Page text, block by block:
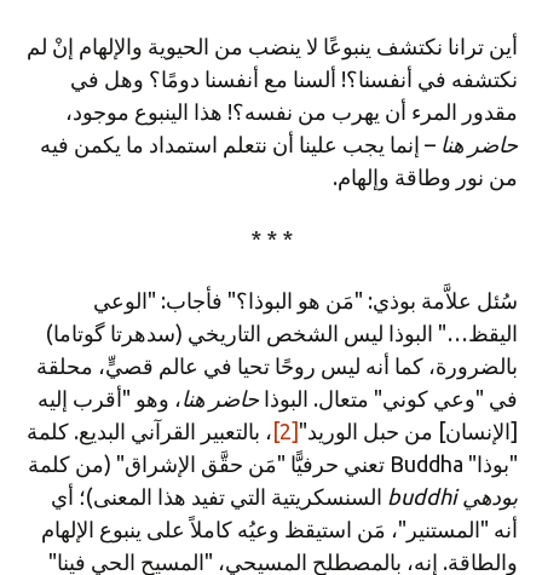
أين ترانا نكتشف ينبوعًا لا ينضب من الحيوية والإلهام إنْ لم
نكتشفه في أنفسنا؟! ألسنا مع أنفسنا دومًا؟ وهل في
مقدور المرء أن يهرب من نفسه؟! هذا الينبوع موجود،
حاضر هنا – إنما يجب علينا أن نتعلم استمداد ما يكمن فيه
من نور وطاقة وإلهام.
* * *
سُئل علاَّمة بوذي: "مَن هو البوذا؟" فأجاب: "الوعي
اليقظ…" البوذا ليس الشخص التاريخي (سدهرتا گوتاما)
بالضرورة، كما أنه ليس روحًا تحيا في عالم قصيٍّ، محلقة
في "وعي كوني" متعال. البوذا حاضر هنا، وهو "أقرب إليه
[الإنسان] من حبل الوريد" [2]
، بالتعبير القرآني البديع. كلمة
"بوذا" Buddha تعني حرفيًّا "مَن حقَّق الإشراق" (من كلمة
بودهي buddhi السنسكريتية التي تفيد هذا المعنى)؛ أي
أنه "المستنير"، مَن استيقظ وعيُه كاملاً على ينبوع الإلهام
والطاقة. إنه، بالمصطلح المسيحي، "المسيح الحي فينا"